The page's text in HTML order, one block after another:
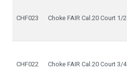
CHF023 Choke FAIR Cal.20 Court 1/2
CHF022 Choke FAIR Cal.20 Court 3/4